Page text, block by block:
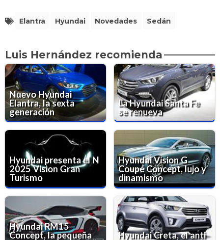
Elantra Hyundai Novedades Sedán
Luis Hernández recomienda
Nuevo Hyundai
Elantra, la sexta
generación
La Hyundai Santa Fe
se renueva
Hyundai presenta el N
2025 Vision Gran
Turismo
Hyundai Vision G
Coupé Concept, lujo y
dinamismo
Hyundai RM15
Concept, la pequeña
Hyundai Creta, el anti